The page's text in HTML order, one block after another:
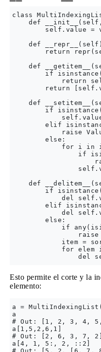
class
def
self.value =
def
return
def
if
return
return
def
if
elif
raise
        else:
for i in
if
def
if
del
elif
del
        else:
if
item =
for elem
Esto permite el corte y la
elemento:
a =
a
# Out: [1, 2, 3, 4,
a[1,5,2,6,1]
# Out: [2, 6, 3, 7, 2]
a[4, 1, 5:, 2, ::2]